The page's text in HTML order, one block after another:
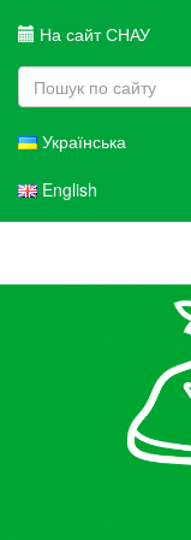
На сайт СНАУ
Українська
English